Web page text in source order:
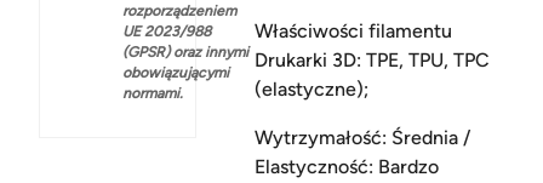
rozporządzeniem
UE 2023/988
(GPSR) oraz innymi
obowiązującymi
normami.
Właściwości filamentu
Drukarki 3D: TPE, TPU, TPC
(elastyczne);
Wytrzymałość: Średnia /
Elastyczność: Bardzo